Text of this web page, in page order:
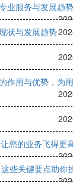
业服务与发展趋势
状与发展趋势
作用与优势，为
您的业务飞得更
些关键要点助你